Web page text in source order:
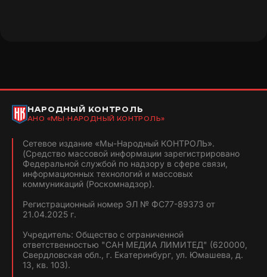
НАРОДНЫЙ КОНТРОЛЬ
АНО «МЫ-НАРОДНЫЙ КОНТРОЛЬ»
Сетевое издание «Мы-Народный КОНТРОЛЬ».
(Средство массовой информации зарегистрировано
Федеральной службой по надзору в сфере связи,
информационных технологий и массовых
коммуникаций (Роскомнадзор).
Регистрационный номер ЭЛ № ФС77-89373 от
21.04.2025 г.
Учредитель: Общество с ограниченной
ответственностью "САН МЕДИА ЛИМИТЕД" (620000,
Свердловская обл., г. Екатеринбург, ул. Юмашева, д.
13, кв. 103).